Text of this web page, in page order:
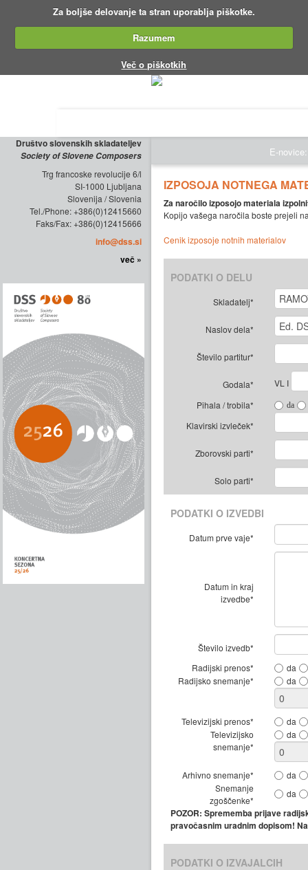
Za boljše delovanje ta stran uporablja piškotke.
Razumem
Več o piškotkih
Društvo slovenskih skladateljev
Society of Slovene Composers
Trg francoske revolucije 6/l
SI-1000 Ljubljana
Slovenija / Slovenia
Tel./Phone: +386(0)12415660
Faks/Fax: +386(0)12415666
info@dss.si
več »
E-novice:
IZPOSOJA NOTNEGA
Za naročilo izposojo materiala
Kopijo vašega naročila boste prejeli
Cenik izposoje notnih materialov
PODATKI O DELU
Skladatelj*
Naslov dela*
Število partitur*
Godala*
VL I
Pihala / trobila*
da
Klavirski izvleček*
Zborovski parti*
Solo parti*
PODATKI O IZVEDBI
Datum prve vaje*
Datum in kraj
izvedbe*
Število izvedb*
Radijski prenos*
da
Radijsko snemanje*
da
Televizijski prenos*
da
Televizijsko
snemanje*
da
Arhivno snemanje*
da
Snemanje
zgoščenke*
da
POZOR: Sprememba prijave
pravočasnim uradnim dopisom!
PODATKI O IZVAJALCIH